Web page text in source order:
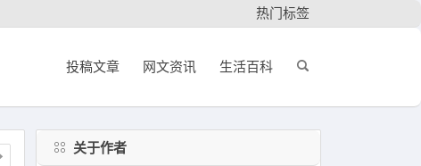
热门标签
投稿文章 网文资讯 生活百科
关于作者